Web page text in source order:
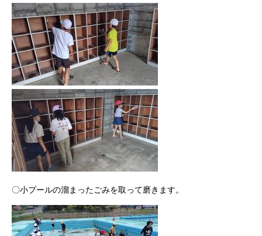
〇小プールの溜まったごみを取って磨きます。